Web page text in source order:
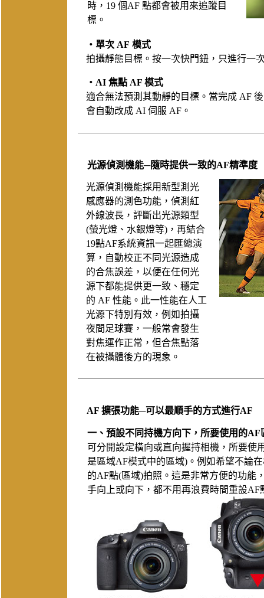
時，19 個AF 點都會被用來追蹤目
標。
‧單次 AF 模式
拍攝靜態目標。按一次快門鈕，只進行一
‧AI 焦點 AF 模式
適合無法預測其動靜的目標。當完成 AF
會自動改成 AI 伺服 AF。
光源偵測機能─隨時提供一致的AF精準度
光源偵測機能採用新型測光
感應器的測色功能，偵測紅
外線波長，評斷出光源類型
(螢光燈、水銀燈等)，再結合
19點AF系統資訊一起匯總演
算，自動校正不同光源造成
的合焦誤差，以便在任何光
源下都能提供更一致、穩定
的 AF 性能。此一性能在人工
光源下特別有效，例如拍攝
夜間足球賽，一般常會發生
對焦運作正常，但合焦點落
在被攝體後方的現象。
AF 擴張功能─可以最順手的方式進行AF
一、預設不同持機方向下，所要使用的
可分開設定橫向或直向握持相機，所要使
是區域AF模式中的區域)。例如希望不論
的AF點(區域)拍照。這是非常方便的功能
手向上或向下，都不用再浪費時間重設AF